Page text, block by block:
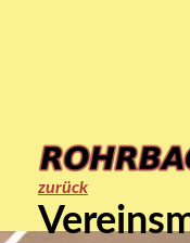
zurück
Vereins